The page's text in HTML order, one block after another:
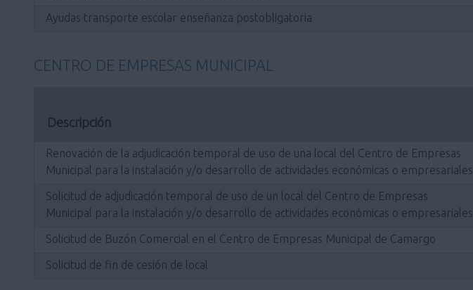
Ayudas transporte escolar enseñanza postobligatoria
CENTRO DE EMPRESAS MUNICIPAL
Descripción
Renovación de la adjudicación temporal de uso de una local del Centro de Empresas
Municipal para la instalación y/o desarrollo de actividades económicas o empresariales
Solicitud de adjudicación temporal de uso de un local del Centro de Empresas
Municipal para la instalación y/o desarrollo de actividades económicas o empresariales
Solicitud de Buzón Comercial en el Centro de Empresas Municipal de Camargo
Solicitud de fin de cesión de local